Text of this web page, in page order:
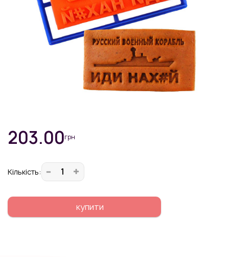
203.00грн
Кiлькiсть:
купити